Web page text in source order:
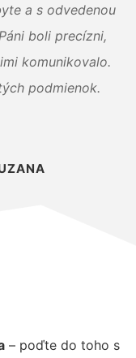
a s odvedenou
boli precízni,
komunikovalo.
podmienok.
– poďte do toho s